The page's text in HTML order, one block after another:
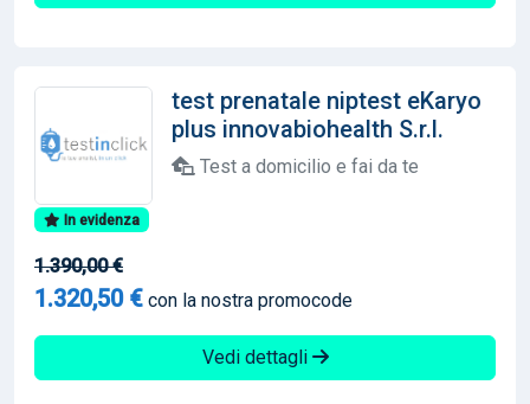
test prenatale niptest eKaryo
plus innovabiohealth S.r.l.
Test a domicilio e fai da te
In evidenza
1.390,00 €
1.320,50 € con la nostra promocode
Vedi dettagli